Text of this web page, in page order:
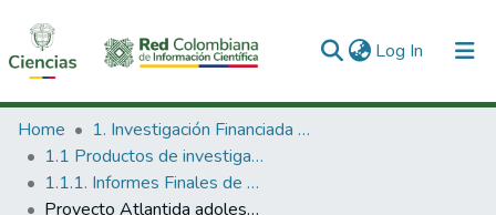
Log In (current)
Communities & Collections
All of DSpace
Home
1. Investigación Financiada con Recursos Públicos
1.1 Productos de investigación
1.1.1. Informes Finales de Proyectos de Investigación
Proyecto Atlantida adolescencia y escuela: una mirada desde la óptica de los adolescentes de educación secundaria en Colombia